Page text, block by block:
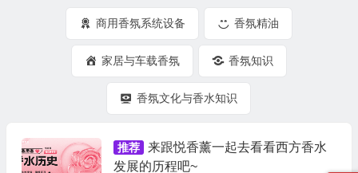
商用香氛系统设备 香氛精油
家居与车载香氛 香氛知识
香氛文化与香水知识
推荐
来跟悦香薰一起去看看西方香水
发展的历程吧~